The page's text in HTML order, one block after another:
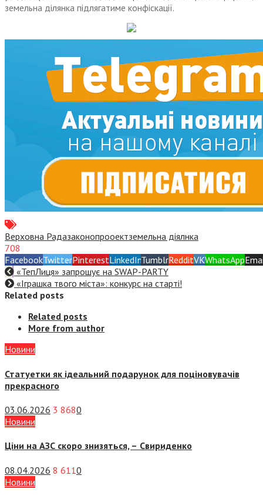
земельна ділянка підлягатиме конфіскації.
Верховна Радазаконопрооектземельна діялнка
708
FacebookTwitterPinterestLinkedInTumblrRedditVKWhatsApp
«ТепЛиця» запрошує на SWAP-PARTY
«Іграшка твого міста»: конкурс на старті!
Related posts
Related posts
More from author
Новини
Статуетки як ідеальний подарунок для поціновувачів
прекрасного
03.06.2026 3 8680
Новини
Ціни на АЗС скоро знизяться, – Свириденко
08.04.2026 8 6110
Новини